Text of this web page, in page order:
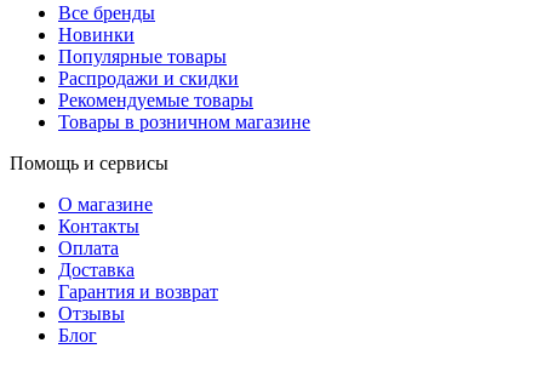
Все бренды
Новинки
Популярные товары
Распродажи и скидки
Рекомендуемые товары
Товары в розничном магазине
Помощь и сервисы
О магазине
Контакты
Оплата
Доставка
Гарантия и возврат
Отзывы
Блог